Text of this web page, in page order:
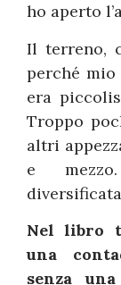
ho aperto
Il terreno,
perché mio
era
Troppo
altri
e
Nel libro
una
senza